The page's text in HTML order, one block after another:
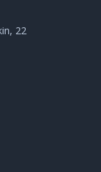
22